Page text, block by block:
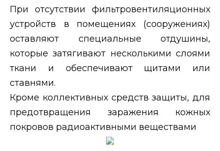
При отсутствии фильтровентиляционных
устройств в помещениях (сооружениях)
оставляют специальные отдушины,
которые затягивают несколькими слоями
ткани и обеспечивают щитами или
ставнями.
Кроме коллективных средств защиты, для
предотвращения заражения кожных
покровов радиоактивными веществами